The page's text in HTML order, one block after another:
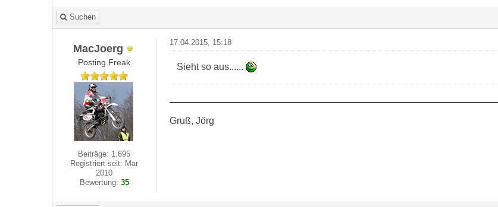
Suchen
MacJoerg
Posting Freak
Beiträge: 1.695
Registriert seit: Mar
2010
Bewertung: 35
17.04.2015, 15:18
Sieht so aus......
Gruß, Jörg